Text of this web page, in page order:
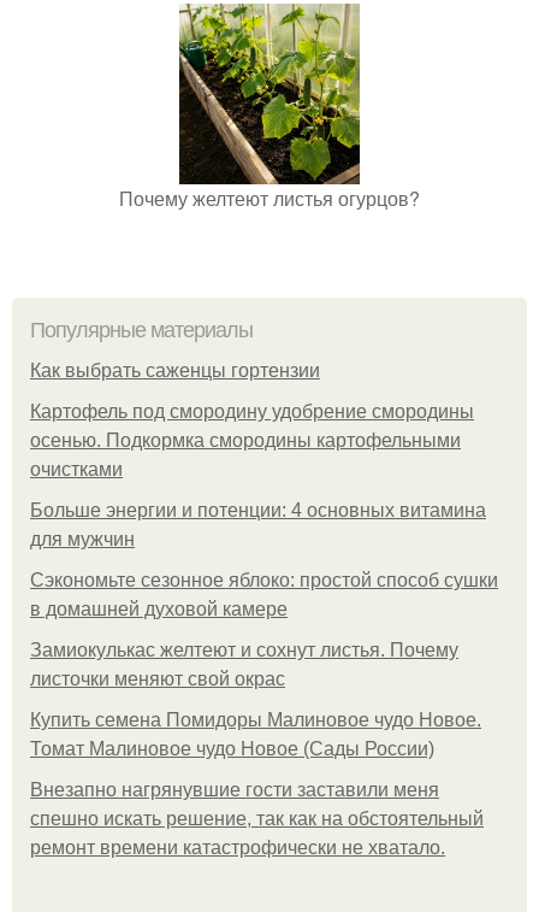
Почему желтеют листья огурцов?
Популярные материалы
Как выбрать саженцы гортензии
Картофель под смородину удобрение смородины
осенью. Подкормка смородины картофельными
очистками
Больше энергии и потенции: 4 основных витамина
для мужчин
Сэкономьте сезонное яблоко: простой способ сушки
в домашней духовой камере
Замиокулькас желтеют и сохнут листья. Почему
листочки меняют свой окрас
Купить семена Помидоры Малиновое чудо Новое.
Томат Малиновое чудо Новое (Сады России)
Внезапно нагрянувшие гости заставили меня
спешно искать решение, так как на обстоятельный
ремонт времени катастрофически не хватало.